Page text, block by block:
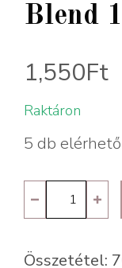
Blend
1,550Ft
Raktáron
5 db elérhető
Papatya
Batik
Összetétel: